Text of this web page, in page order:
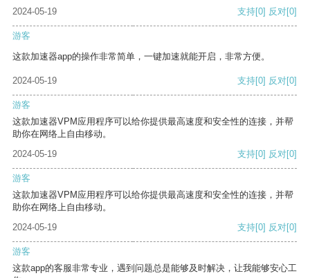
2024-05-19
支持[0] 反对[0]
游客
这款加速器app的操作非常简单，一键加速就能开启，非常方便。
2024-05-19 支持[0] 反对[0]
游客
这款加速器VPM应用程序可以给你提供最高速度和安全性的连接，并帮
助你在网络上自由移动。
2024-05-19
支持[0] 反对[0]
游客
这款加速器VPM应用程序可以给你提供最高速度和安全性的连接，并帮
助你在网络上自由移动。
2024-05-19
支持[0] 反对[0]
游客
这款app的客服非常专业，遇到问题总是能够及时解决，让我能够安心工